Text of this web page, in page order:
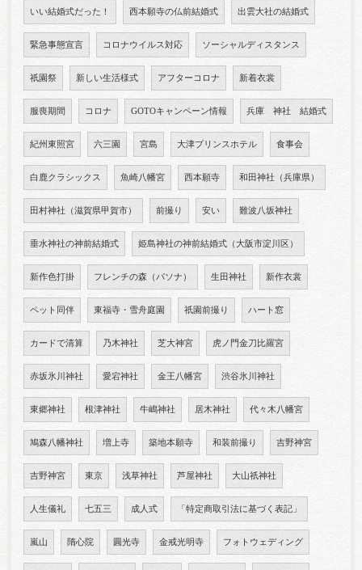
いい結婚式だった！ 西本願寺の仏前結婚式 出雲大社の結婚式
緊急事態宣言 コロナウイルス対応 ソーシャルディスタンス
祇園祭 新しい生活様式 アフターコロナ 新着衣裳
服喪期間 コロナ GOTOキャンペーン情報 兵庫 神社 結婚式
紀州東照宮 六三園 宮島 大津プリンスホテル 食事会
白鹿クラシックス 魚崎八幡宮 西本願寺 和田神社（兵庫県）
田村神社（滋賀県甲賀市） 前撮り 安い 難波八坂神社
垂水神社の神前結婚式 姫島神社の神前結婚式（大阪市淀川区）
新作色打掛 フレンチの森（パソナ） 生田神社 新作衣裳
ペット同伴 東福寺・雪舟庭園 祇園前撮り ハート窓
カードで清算 乃木神社 芝大神宮 虎ノ門金刀比羅宮
赤坂氷川神社 愛宕神社 金王八幡宮 渋谷氷川神社
東郷神社 根津神社 牛嶋神社 居木神社 代々木八幡宮
鳩森八幡神社 増上寺 築地本願寺 和装前撮り 吉野神宮
吉野神宮 東京 浅草神社 芦屋神社 大山祇神社
人生儀礼 七五三 成人式 「特定商取引法に基づく表記」
嵐山 隋心院 圓光寺 金戒光明寺 フォトウェディング